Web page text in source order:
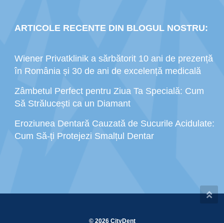
ARTICOLE RECENTE DIN BLOGUL NOSTRU:
Wiener Privatklinik a sărbătorit 10 ani de prezență
în România și 30 de ani de excelență medicală
Zâmbetul Perfect pentru Ziua Ta Specială: Cum
Să Strălucești ca un Diamant
Eroziunea Dentară Cauzată de Sucurile Acidulate:
Cum Să-ți Protejezi Smalțul Dentar
© 2026 CityDent